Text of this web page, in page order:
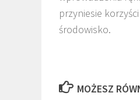
przyniesie
środowisko.
MOŻESZ